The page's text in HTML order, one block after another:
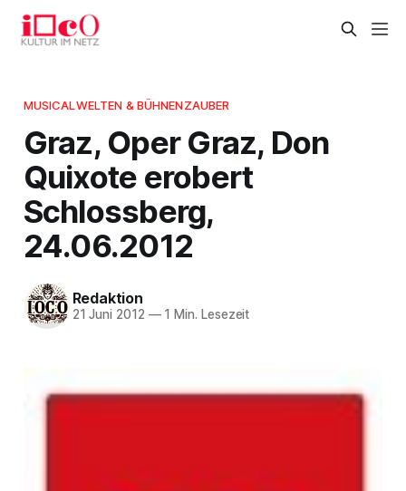
MUSICALWELTEN & BÜHNENZAUBER
Graz, Oper Graz, Don
Quixote erobert
Schlossberg,
24.06.2012
Redaktion
21 Juni 2012 —1 Min. Lesezeit